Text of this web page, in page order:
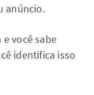
anúncio.
você sabe
identifica isso